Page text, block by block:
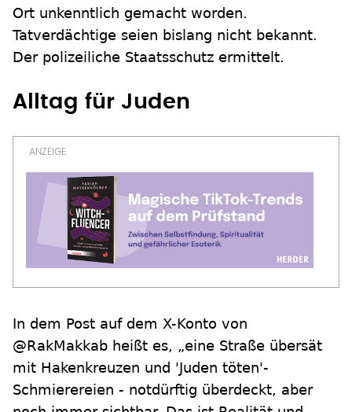
Ort unkenntlich gemacht worden.
Tatverdächtige seien bislang nicht bekannt.
Der polizeiliche Staatsschutz ermittelt.
Alltag für Juden
In dem Post auf dem X-Konto von
@RakMakkab heißt es, „eine Straße übersät
mit Hakenkreuzen und 'Juden töten'-
Schmierereien - notdürftig überdeckt, aber